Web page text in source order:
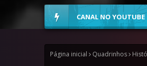
CANAL NO YOUTUBE
Página inicial Quadrinhos